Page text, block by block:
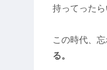
持ってったら
この時代、
る。